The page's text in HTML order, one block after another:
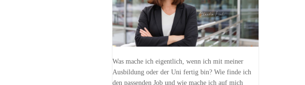
Was mache ich eigentlich, wenn ich mit meiner
Ausbildung oder der Uni fertig bin? Wie finde ich
den passenden Job und wie mache ich auf mich